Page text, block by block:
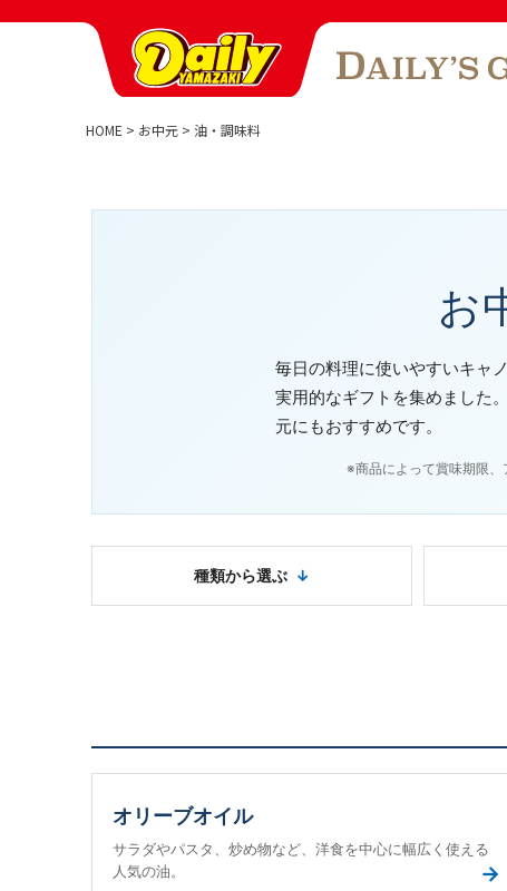
HOME お中元 油・調味料
お
毎日の料理に使いやすいキャ
実用的なギフトを集めました
元にもおすすめです。
※商品によって賞味期限、
種類から選ぶ
オリーブオイル
サラダやパスタ、炒め物など、洋食を中心に幅広く使える
人気の油。
→